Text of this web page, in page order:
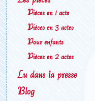
Pièces en 1 acte
Pièces en 3 actes
Pour enfants
Pièces en 2 actes
Lu dans la presse
Blog